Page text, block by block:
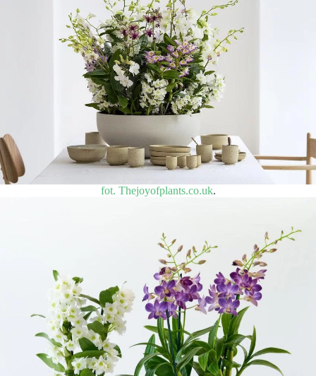
fot. Thejoyofplants.co.uk.